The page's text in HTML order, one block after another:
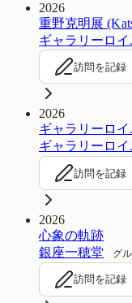
2026
重野克明展
ギャラリーロイ
訪問を記録
2026
ギャラリーロイ
ギャラリーロイ
訪問を記録
2026
心象の軌跡
銀座一穂堂
グ
訪問を記録